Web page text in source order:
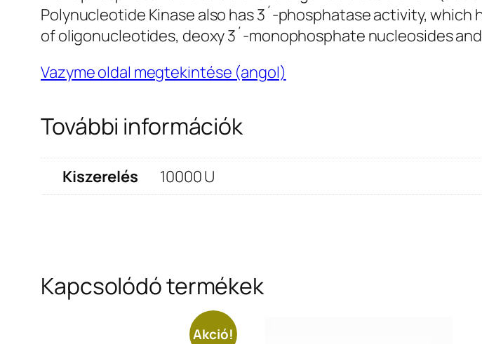
Polynucleotide Kinase also has 3´-phosphatase activity,
of oligonucleotides, deoxy 3´-monophosphate nucleosides
Vazyme oldal megtekintése (angol)
További információk
Kiszerelés 10000 U
Kapcsolódó termékek
Akció!